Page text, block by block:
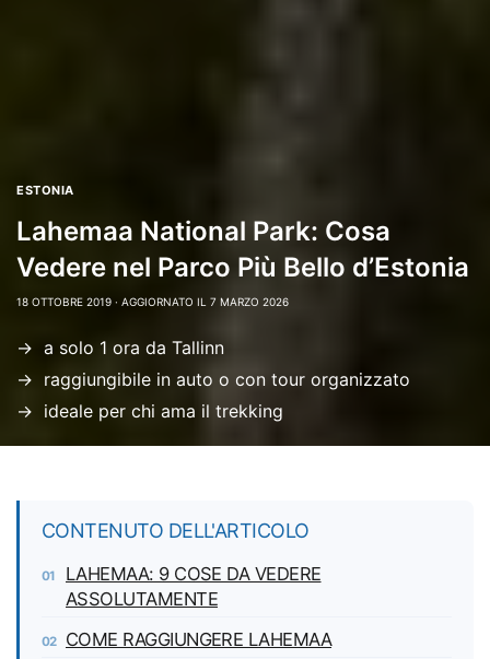
ESTONIA
Lahemaa National Park: Cosa
Vedere nel Parco Più Bello d’Estonia
18 OTTOBRE 2019 · AGGIORNATO IL 7 MARZO 2026
a solo 1 ora da Tallinn
raggiungibile in auto o con tour organizzato
ideale per chi ama il trekking
CONTENUTO DELL'ARTICOLO
LAHEMAA: 9 COSE DA VEDERE
ASSOLUTAMENTE
COME RAGGIUNGERE LAHEMAA